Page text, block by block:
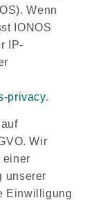
Wenn
IONOS
IP-
privacy.
Wir
einer
unserer
Einwilligung